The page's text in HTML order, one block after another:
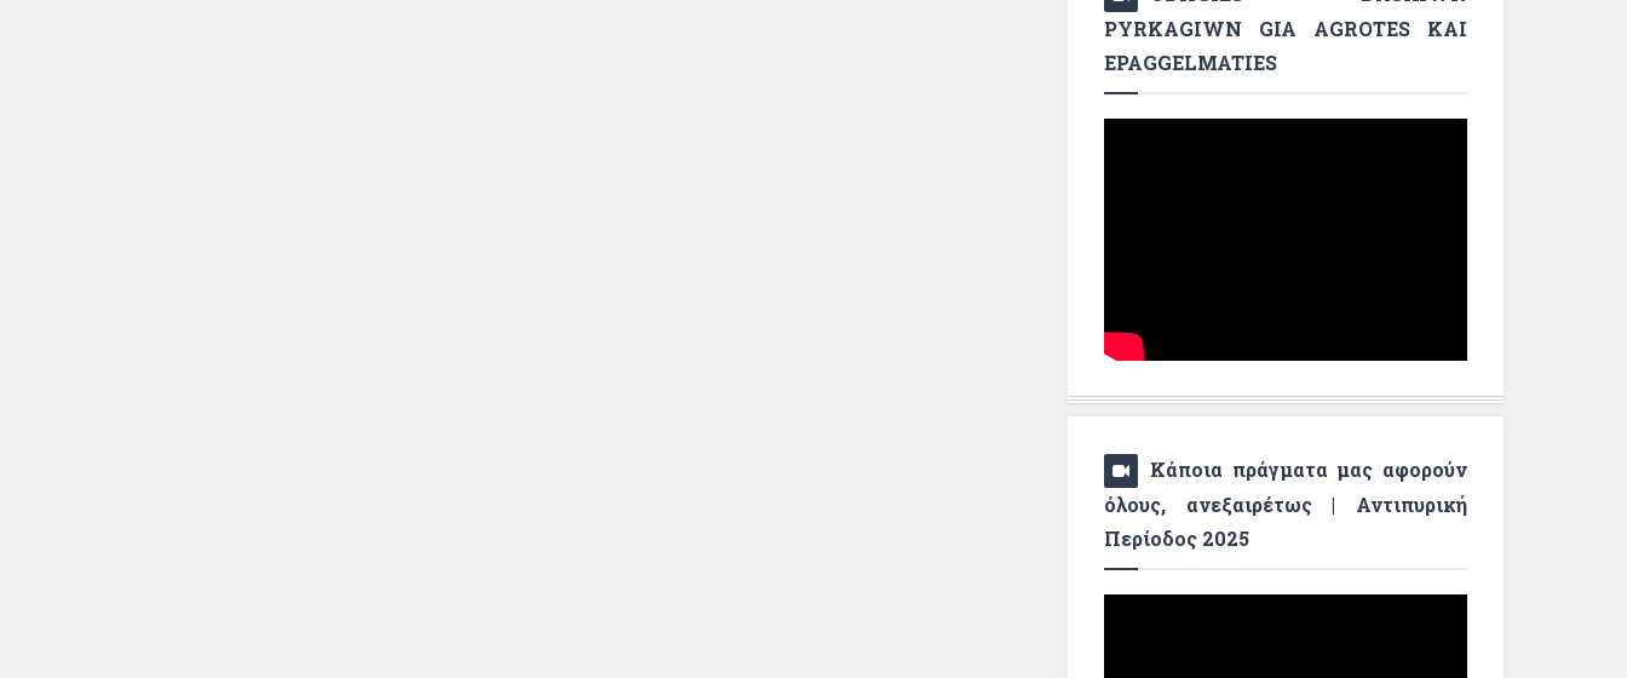
PYRKAGIWN GIA AGROTES KAI
EPAGGELMATIES
Κάποια πράγματα μας αφορούν
όλους, ανεξαιρέτως | Αντιπυρική
Περίοδος 2025